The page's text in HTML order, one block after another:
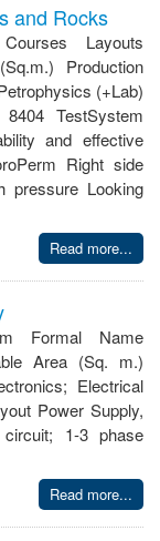
and Rocks
Layouts
Production
(+Lab)
TestSystem
and effective
Right side
pressure Looking
Read more...
Formal Name
Area (Sq. m.)
Electrical
Power Supply,
1-3 phase
Read more...